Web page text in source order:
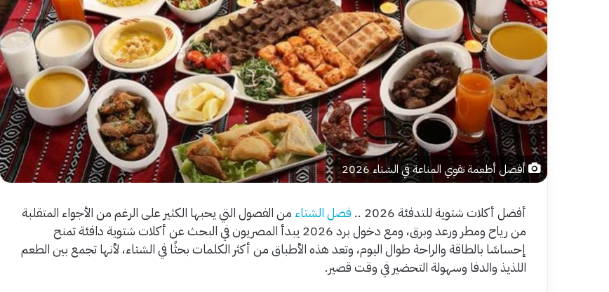
أفضل أطعمة تقوي المناعة في الشتاء 2026
أفضل أكلات شتوية للتدفئة 2026 .. فصل الشتاء من الفصول التي يحبها الكثير على الرغم من الأجواء المتقلبة
من رياح ومطر ورعد وبرق، ومع دخول برد 2026 يبدأ المصريون في البحث عن أكلات شتوية دافئة تمنح
إحساسًا بالطاقة والراحة طوال اليوم، وتعد هذه الأطباق من أكثر الكلمات بحثًا في الشتاء، لأنها تجمع بين الطعم
اللذيذ والدفا وسهولة التحضير في وقت قصير.